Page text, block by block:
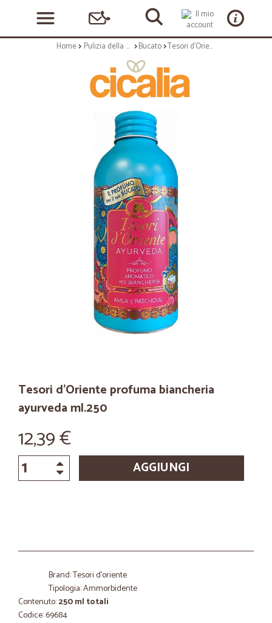
Home Pulizia della casa Bucato Tesori d'Oriente profuma biancheria ayurveda ml.250
Tesori d'Oriente profuma biancheria
ayurveda ml.250
12,39 €
AGGIUNGI
Brand: Tesori d'oriente
Tipologia: Ammorbidente
Contenuto:250 ml totali
Codice: 69684